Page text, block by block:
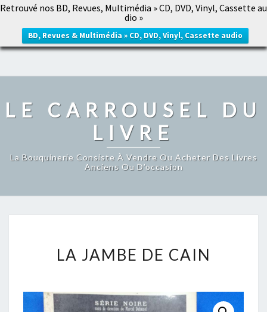
Retrouvé nos BD, Revues, Multimédia » CD, DVD, Vinyl, Cassette au
dio »
BD, Revues & Multimédia » CD, DVD, Vinyl, Cassette audio
LE CARROUSEL DU LIVRE
LE CARROUSEL DU
LIVRE
La Bouquinerie Consiste À Vendre Ou Acheter Des Livres
Anciens Ou D’occasion
JAMBE
CAIN
LA JAMBE DE CAIN